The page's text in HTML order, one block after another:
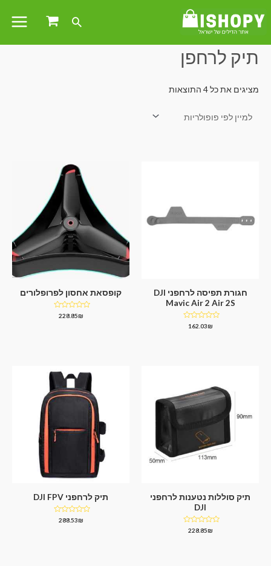
עמוד הבית/ מוצרים המתויגים “תיק לרחפן”
תיק לרחפן
מציגים את כל ⁦4⁩ התוצאות
חגורת תפיסה לרחפני DJI
Mavic Air 2 Air 2S
דורג162.03₪
קופסאת אחסון לפרופלורים
דורג228.85₪
תיק סוללות נטענות לרחפני
DJI
דורג228.85₪
תיק לרחפני DJI FPV
דורג288.53₪